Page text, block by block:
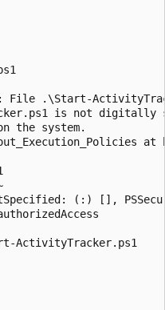
.\Start-
is not digitally
the system.
(:) [],
ActivityTracker.ps1